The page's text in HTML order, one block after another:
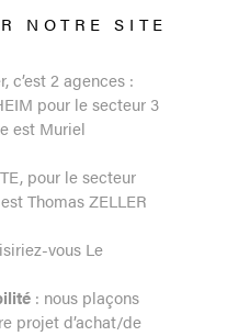
NOTRE SITE
c’est 2 agences :
pour le secteur 3
est Muriel
pour le secteur
Thomas ZELLER
vous Le
: nous plaçons
projet d’achat/de